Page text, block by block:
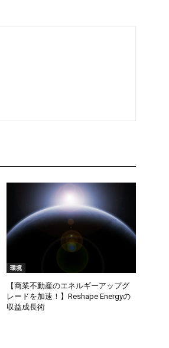
環境
【商業不動産のエネルギーアップグ
レードを加速！】Reshape Energyの
収益成長術